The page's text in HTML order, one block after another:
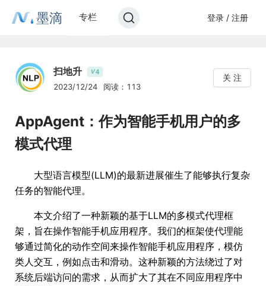
墨滴 专栏 登录 / 注册
扫地升 V4
2023/12/24 阅读：113
关 注
AppAgent：作为智能手机用户的多
模式代理
大型语言模型(LLM)的最新进展催生了能够执行复杂
任务的智能代理。
本文介绍了一种新颖的基于LLM的多模式代理框
架，旨在操作智能手机应用程序。我们的框架使代理能
够通过简化的动作空间来操作智能手机应用程序，模仿
类人交互，例如点击和滑动。这种新颖的方法绕过了对
系统后端访问的需求，从而扩大了其在不同应用程序中